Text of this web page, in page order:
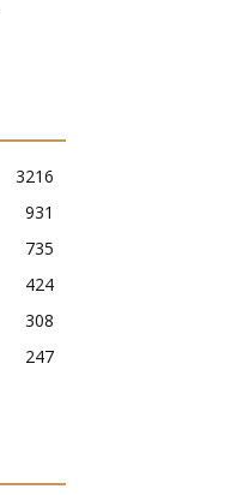
3216
931
735
424
308
247